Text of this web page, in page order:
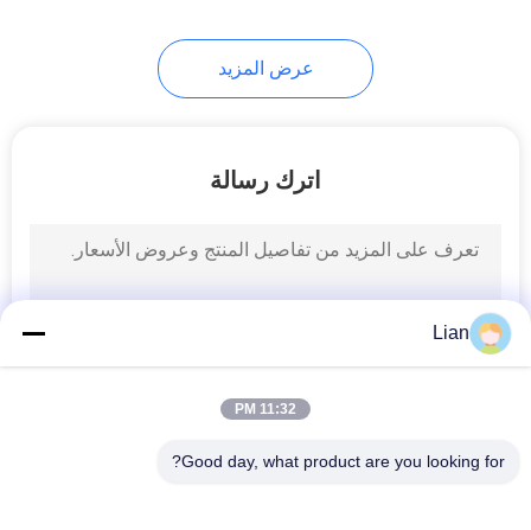
عرض المزيد
اترك رسالة
Lian
11:32 PM
Good day, what product are you looking for?